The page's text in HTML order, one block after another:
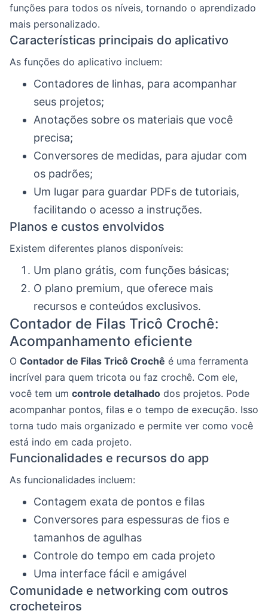
funções para todos os níveis, tornando o aprendizado
mais personalizado.
Características principais do aplicativo
As funções do aplicativo incluem:
Contadores de linhas, para acompanhar
seus projetos;
Anotações sobre os materiais que você
precisa;
Conversores de medidas, para ajudar com
os padrões;
Um lugar para guardar PDFs de tutoriais,
facilitando o acesso a instruções.
Planos e custos envolvidos
Existem diferentes planos disponíveis:
Um plano grátis, com funções básicas;
O plano premium, que oferece mais
recursos e conteúdos exclusivos.
Contador de Filas Tricô Crochê:
Acompanhamento eficiente
O Contador de Filas Tricô Crochê é uma ferramenta
incrível para quem tricota ou faz crochê. Com ele,
você tem um controle detalhado dos projetos. Pode
acompanhar pontos, filas e o tempo de execução. Isso
torna tudo mais organizado e permite ver como você
está indo em cada projeto.
Funcionalidades e recursos do app
As funcionalidades incluem:
Contagem exata de pontos e filas
Conversores para espessuras de fios e
tamanhos de agulhas
Controle do tempo em cada projeto
Uma interface fácil e amigável
Comunidade e networking com outros
crocheteiros